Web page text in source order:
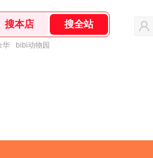
华 bibi动物园